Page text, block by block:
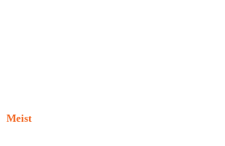
Meist